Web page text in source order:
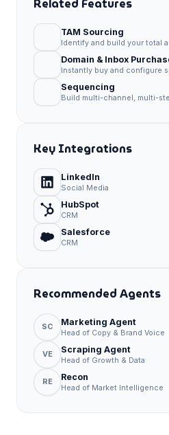
TAM Sourcing
Identify and build your total
Domain & Inbox
Instantly buy and configure
Sequencing
Build multi-channel, multi-
Key Integrations
LinkedIn
Social Media
HubSpot
CRM
Salesforce
CRM
Recommended Agents
SC Marketing Agent
Head of Copy & Brand Voice
VE Scraping Agent
Head of Growth & Data
RE Recon
Head of Market Intelligence